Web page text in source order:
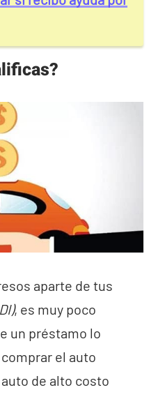
aparte de tus
, es muy poco
un préstamo lo
el auto
de alto costo